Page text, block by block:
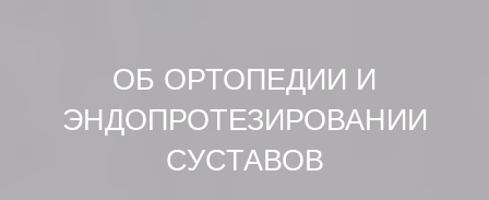
ОБ ОРТОПЕДИИ И
ЭНДОПРОТЕЗИРОВАНИИ
СУСТАВОВ